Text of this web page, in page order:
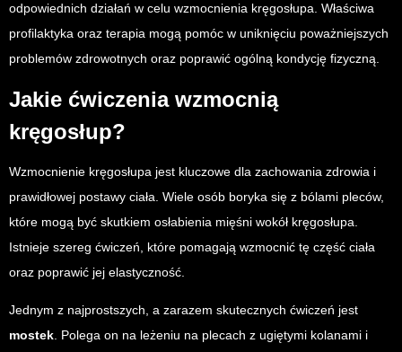
odpowiednich działań w celu wzmocnienia kręgosłupa. Właściwa
profilaktyka oraz terapia mogą pomóc w uniknięciu poważniejszych
problemów zdrowotnych oraz poprawić ogólną kondycję fizyczną.
Jakie ćwiczenia wzmocnią
kręgosłup?
Wzmocnienie kręgosłupa jest kluczowe dla zachowania zdrowia i
prawidłowej postawy ciała. Wiele osób boryka się z bólami pleców,
które mogą być skutkiem osłabienia mięśni wokół kręgosłupa.
Istnieje szereg ćwiczeń, które pomagają wzmocnić tę część ciała
oraz poprawić jej elastyczność.
Jednym z najprostszych, a zarazem skutecznych ćwiczeń jest
mostek. Polega on na leżeniu na plecach z ugiętymi kolanami i